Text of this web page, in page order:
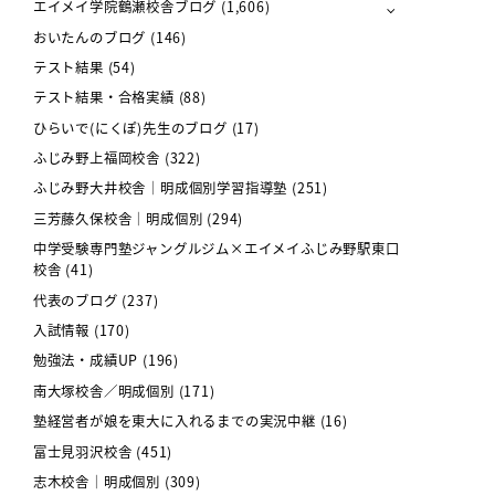
エイメイ学院鶴瀬校舎ブログ (1,606)
おいたんのブログ (146)
テスト結果 (54)
テスト結果・合格実績 (88)
ひらいで(にくぽ)先生のブログ (17)
ふじみ野上福岡校舎 (322)
ふじみ野大井校舎｜明成個別学習指導塾 (251)
三芳藤久保校舎｜明成個別 (294)
中学受験専門塾ジャングルジム×エイメイふじみ野駅東口
校舎 (41)
代表のブログ (237)
入試情報 (170)
勉強法・成績UP (196)
南大塚校舎／明成個別 (171)
塾経営者が娘を東大に入れるまでの実況中継 (16)
富士見羽沢校舎 (451)
志木校舎｜明成個別 (309)